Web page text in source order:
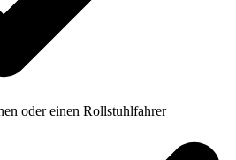
oder einen Rollstuhlfahrer